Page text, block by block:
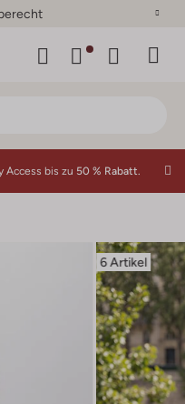
Access bis zu 50 % Rabatt.
6 Artikel